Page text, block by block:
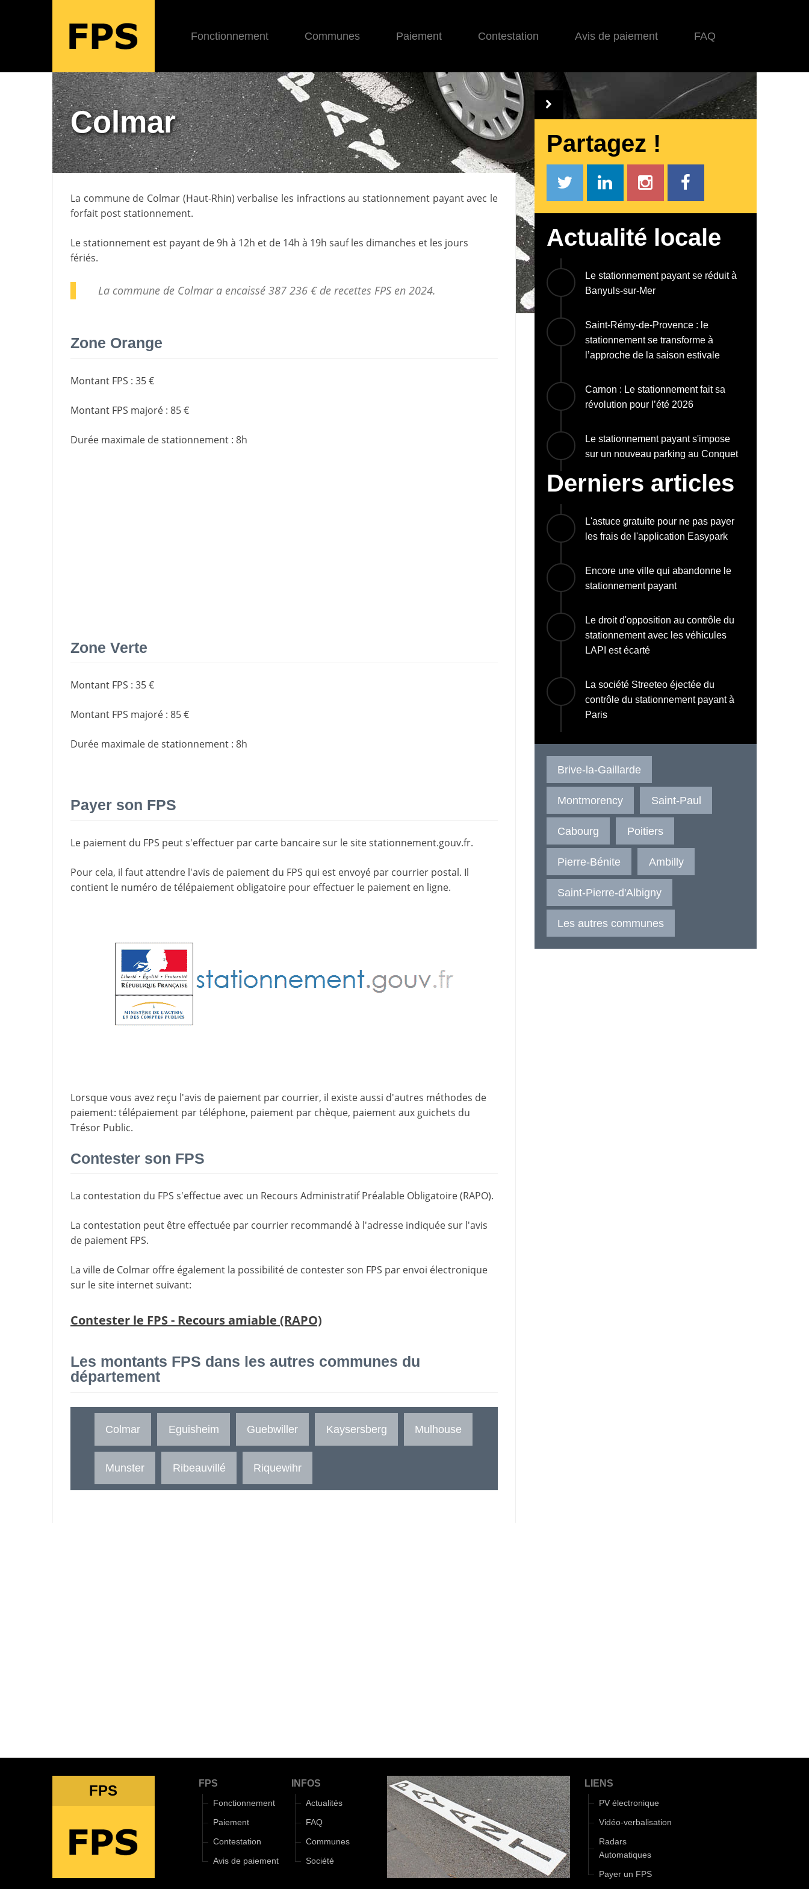
Fonctionnement Communes Paiement Contestation Avis de paiement FAQ
Colmar
La commune de Colmar(Haut-Rhin) verbalise les infractions au stationnement payant avec le
forfait post stationnement.
Le stationnement est payant de 9h à 12h et de 14h à 19h sauf les dimanches et les jours
fériés.
La commune de Colmar a encaissé 387 236 € de recettes FPSen 2024.
Zone Orange
Montant FPS : 35 €
Montant FPS majoré : 85 €
Durée maximale de stationnement : 8h
Zone Verte
Montant FPS : 35 €
Montant FPS majoré : 85 €
Durée maximale de stationnement : 8h
Payer son FPS
Le paiement du FPS peut s'effectuer par carte bancaire sur le sitestationnement.gouv.fr.
Pour cela, il faut attendre l'avis de paiement du FPS qui est envoyé par courrier postal. Il
contient le numéro de télépaiement obligatoire pour effectuer le paiement en ligne.
Lorsque vous avez reçu l'avis de paiement par courrier, il existe aussi d'autres méthodes de
paiement: télépaiement par téléphone, paiement par chèque, paiement aux guichets du
Trésor Public.
Contester son FPS
La contestation du FPS s'effectue avec un Recours Administratif Préalable Obligatoire (RAPO).
La contestation peut être effectuée par courrier recommandé à l'adresse indiquée sur l'avis
de paiement FPS.
La ville de Colmar offre également la possibilité de contester son FPS par envoi électronique
sur le site internet suivant:
Contester le FPS - Recours amiable (RAPO)
Les montants FPS dans les autres communes du
département
Colmar Eguisheim Guebwiller Kaysersberg Mulhouse
Munster Ribeauvillé Riquewihr
Partagez !
Actualité locale
Le stationnement payant se réduit à
Banyuls-sur-Mer
Saint-Rémy-de-Provence : le
stationnement se transforme à
l’approche de la saison estivale
Carnon : Le stationnement fait sa
révolution pour l’été 2026
Le stationnement payant s'impose
sur un nouveau parking au Conquet
Derniers articles
L'astuce gratuite pour ne pas payer
les frais de l'application Easypark
Encore une ville qui abandonne le
stationnement payant
Le droit d'opposition au contrôle du
stationnement avec les véhicules
LAPI est écarté
La société Streeteo éjectée du
contrôle du stationnement payant à
Paris
Brive-la-Gaillarde
Montmorency Saint-Paul
Cabourg Poitiers
Pierre-Bénite Ambilly
Saint-Pierre-d'Albigny
Les autres communes
FPS FPS
Fonctionnement
Paiement
Contestation
Avis de paiement
INFOS
Actualités
FAQ
Communes
Société
LIENS
PV électronique
Vidéo-verbalisation
Radars
Automatiques
Payer un FPS